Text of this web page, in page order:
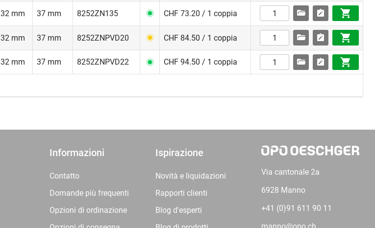
32 mm 37 mm 8252ZN135 CHF 73.20 / 1 coppia
32 mm 37 mm 8252ZNPVD20 CHF 84.50 / 1 coppia
32 mm 37 mm 8252ZNPVD22 CHF 94.50 / 1 coppia
Informazioni
Contatto
Domande più frequenti
Opzioni di ordinazione
Ispirazione
Novità e liquidazioni
Rapporti clienti
Blog d'esperti
Via cantonale 2a
6928 Manno
+41 (0)91 611 90 11